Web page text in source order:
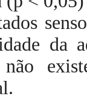
da
não